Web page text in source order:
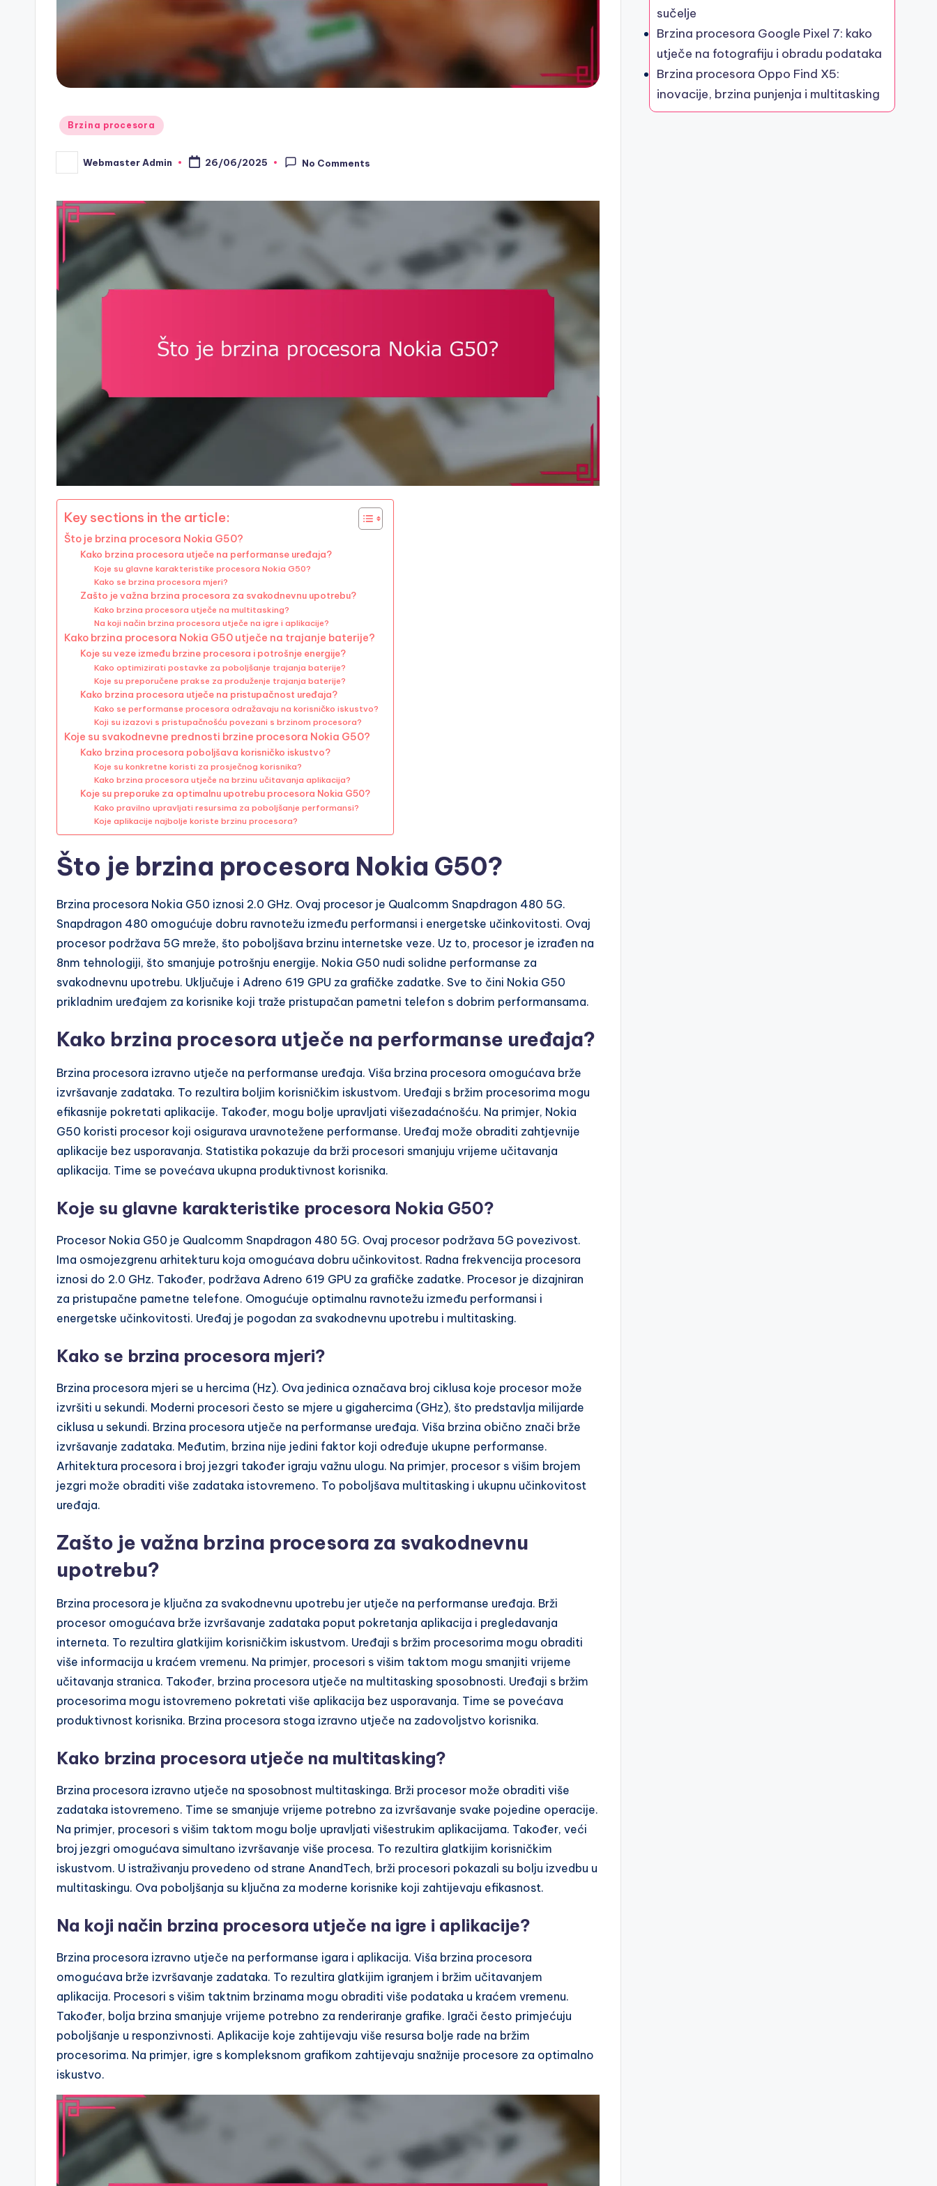
Posted
Brzina procesora
Posted
by
Webmaster Admin 26/06/2025 No Comments
Key sections in the article:
Što je brzina procesora Nokia G50?
Kako brzina procesora utječe na performanse uređaja?
Koje su glavne karakteristike procesora Nokia G50?
Kako se brzina procesora mjeri?
Zašto je važna brzina procesora za svakodnevnu upotrebu?
Kako brzina procesora utječe na multitasking?
Na koji način brzina procesora utječe na igre i aplikacije?
Kako brzina procesora Nokia G50 utječe na trajanje baterije?
Koje su veze između brzine procesora i potrošnje energije?
Kako optimizirati postavke za poboljšanje trajanja baterije?
Koje su preporučene prakse za produženje trajanja baterije?
Kako brzina procesora utječe na pristupačnost uređaja?
Kako se performanse procesora odražavaju na korisničko iskustvo?
Koji su izazovi s pristupačnošću povezani s brzinom procesora?
Koje su svakodnevne prednosti brzine procesora Nokia G50?
Kako brzina procesora poboljšava korisničko iskustvo?
Koje su konkretne koristi za prosječnog korisnika?
Kako brzina procesora utječe na brzinu učitavanja aplikacija?
Koje su preporuke za optimalnu upotrebu procesora Nokia G50?
Kako pravilno upravljati resursima za poboljšanje performansi?
Koje aplikacije najbolje koriste brzinu procesora?
Što je brzina procesora Nokia G50?
Brzina procesora Nokia G50 iznosi 2.0 GHz. Ovaj procesor je Qualcomm Snapdragon 480 5G.
Snapdragon 480 omogućuje dobru ravnotežu između performansi i energetske učinkovitosti. Ovaj
procesor podržava 5G mreže, što poboljšava brzinu internetske veze. Uz to, procesor je izrađen na
8nm tehnologiji, što smanjuje potrošnju energije. Nokia G50 nudi solidne performanse za
svakodnevnu upotrebu. Uključuje i Adreno 619 GPU za grafičke zadatke. Sve to čini Nokia G50
prikladnim uređajem za korisnike koji traže pristupačan pametni telefon s dobrim performansama.
Kako brzina procesora utječe na performanse uređaja?
Brzina procesora izravno utječe na performanse uređaja. Viša brzina procesora omogućava brže
izvršavanje zadataka. To rezultira boljim korisničkim iskustvom. Uređaji s bržim procesorima mogu
efikasnije pokretati aplikacije. Također, mogu bolje upravljati višezadaćnošću. Na primjer, Nokia
G50 koristi procesor koji osigurava uravnotežene performanse. Uređaj može obraditi zahtjevnije
aplikacije bez usporavanja. Statistika pokazuje da brži procesori smanjuju vrijeme učitavanja
aplikacija. Time se povećava ukupna produktivnost korisnika.
Koje su glavne karakteristike procesora Nokia G50?
Procesor Nokia G50 je Qualcomm Snapdragon 480 5G. Ovaj procesor podržava 5G povezivost.
Ima osmojezgrenu arhitekturu koja omogućava dobru učinkovitost. Radna frekvencija procesora
iznosi do 2.0 GHz. Također, podržava Adreno 619 GPU za grafičke zadatke. Procesor je dizajniran
za pristupačne pametne telefone. Omogućuje optimalnu ravnotežu između performansi i
energetske učinkovitosti. Uređaj je pogodan za svakodnevnu upotrebu i multitasking.
Kako se brzina procesora mjeri?
Brzina procesora mjeri se u hercima (Hz). Ova jedinica označava broj ciklusa koje procesor može
izvršiti u sekundi. Moderni procesori često se mjere u gigahercima (GHz), što predstavlja milijarde
ciklusa u sekundi. Brzina procesora utječe na performanse uređaja. Viša brzina obično znači brže
izvršavanje zadataka. Međutim, brzina nije jedini faktor koji određuje ukupne performanse.
Arhitektura procesora i broj jezgri također igraju važnu ulogu. Na primjer, procesor s višim brojem
jezgri može obraditi više zadataka istovremeno. To poboljšava multitasking i ukupnu učinkovitost
uređaja.
Zašto je važna brzina procesora za svakodnevnu
upotrebu?
Brzina procesora je ključna za svakodnevnu upotrebu jer utječe na performanse uređaja. Brži
procesor omogućava brže izvršavanje zadataka poput pokretanja aplikacija i pregledavanja
interneta. To rezultira glatkijim korisničkim iskustvom. Uređaji s bržim procesorima mogu obraditi
više informacija u kraćem vremenu. Na primjer, procesori s višim taktom mogu smanjiti vrijeme
učitavanja stranica. Također, brzina procesora utječe na multitasking sposobnosti. Uređaji s bržim
procesorima mogu istovremeno pokretati više aplikacija bez usporavanja. Time se povećava
produktivnost korisnika. Brzina procesora stoga izravno utječe na zadovoljstvo korisnika.
Kako brzina procesora utječe na multitasking?
Brzina procesora izravno utječe na sposobnost multitaskinga. Brži procesor može obraditi više
zadataka istovremeno. Time se smanjuje vrijeme potrebno za izvršavanje svake pojedine operacije.
Na primjer, procesori s višim taktom mogu bolje upravljati višestrukim aplikacijama. Također, veći
broj jezgri omogućava simultano izvršavanje više procesa. To rezultira glatkijim korisničkim
iskustvom. U istraživanju provedeno od strane AnandTech, brži procesori pokazali su bolju izvedbu u
multitaskingu. Ova poboljšanja su ključna za moderne korisnike koji zahtijevaju efikasnost.
Na koji način brzina procesora utječe na igre i aplikacije?
Brzina procesora izravno utječe na performanse igara i aplikacija. Viša brzina procesora
omogućava brže izvršavanje zadataka. To rezultira glatkijim igranjem i bržim učitavanjem
aplikacija. Procesori s višim taktnim brzinama mogu obraditi više podataka u kraćem vremenu.
Također, bolja brzina smanjuje vrijeme potrebno za renderiranje grafike. Igrači često primjećuju
poboljšanje u responzivnosti. Aplikacije koje zahtijevaju više resursa bolje rade na bržim
procesorima. Na primjer, igre s kompleksnom grafikom zahtijevaju snažnije procesore za optimalno
iskustvo.
sučelje
Brzina procesora Google Pixel 7: kako
utječe na fotografiju i obradu podataka
Brzina procesora Oppo Find X5:
inovacije, brzina punjenja i multitasking